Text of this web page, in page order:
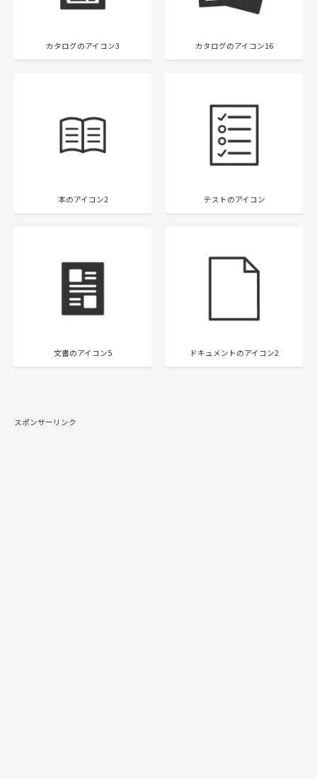
カタログのアイコン3 カタログのアイコン16
本のアイコン2 テストのアイコン
文書のアイコン5 ドキュメントのアイコン2
スポンサーリンク